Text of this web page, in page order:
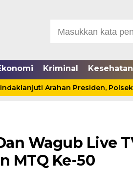
Kriminal Kesehatan
Arahan Presiden, Polsek
Wagub Live
MTQ Ke-50